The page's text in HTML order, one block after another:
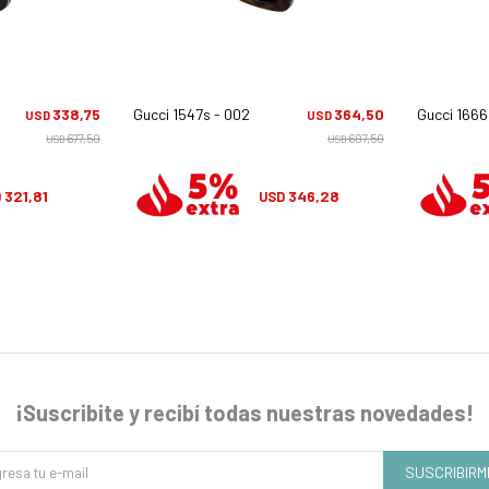
USD 338,75
USD677,50
321,81
Gucci 1547s - 002 USD 364,50
USD607,50
USD 346,28
Gucci
¡Suscribite y recibí todas nuestras novedades!